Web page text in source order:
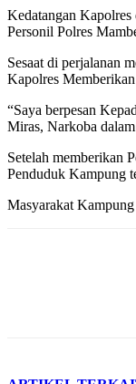
Kedatangan
Personil Polres
Sesaat di perjalanan
Kapolres
“Saya berpesan
Miras, Narkoba
Setelah memberikan
Penduduk Kampung
Masyarakat